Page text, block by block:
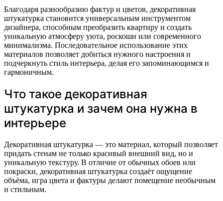
Благодаря разнообразию фактур и цветов, декоративная
штукатурка становится универсальным инструментом
дизайнера, способным преобразить квартиру и создать
уникальную атмосферу уюта, роскоши или современного
минимализма. Последовательное использование этих
материалов позволяет добиться нужного настроения и
подчеркнуть стиль интерьера, делая его запоминающимся и
гармоничным.
Что такое декоративная
штукатурка и зачем она нужна в
интерьере
Декоративная штукатурка — это материал, который позволяет
придать стенам не только красивый внешний вид, но и
уникальную текстуру. В отличие от обычных обоев или
покраски, декоративная штукатурка создаёт ощущение
объёма, игра цвета и фактуры делают помещение необычным
и стильным.